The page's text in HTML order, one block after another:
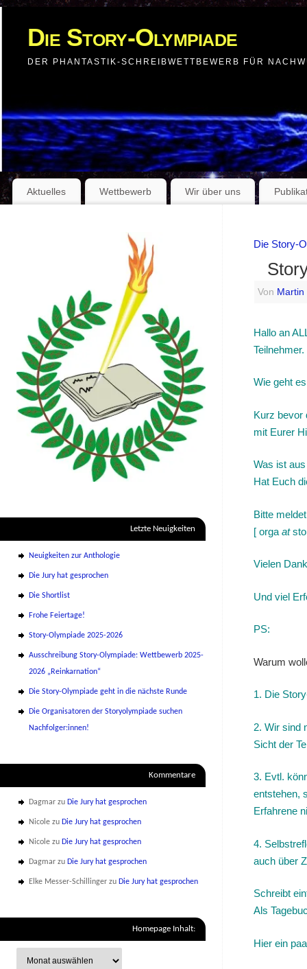
Die Story-Olympiade
DER PHANTASTIK-SCHREIBWETTBEWERB FÜR
Aktuelles Wettbewerb Wir über uns
Die Story-
Von Martin
Hallo an
Teilnehmer.
Wie geht
Kurz bevor
mit Eurer
Was ist
Hat Euch
Bitte
[ orga at
Vielen
Und viel
PS:
Warum
1. Die
2. Wir sind
Sicht der
3. Evtl.
entstehen,
Erfahrene
4.
auch über
Schreibt
Als
Hier ein
Letzte Neuigkeiten
Neuigkeiten zur Anthologie
Die Jury hat gesprochen
Die Shortlist
Frohe Feiertage!
Story-Olympiade 2025-2026
Ausschreibung Story-Olympiade: Wettbewerb 2025-
2026 „Reinkarnation“
Die Story-Olympiade geht in die nächste Runde
Die Organisatoren der Storyolympiade suchen
Nachfolger:innen!
Kommentare
Dagmar zu Die Jury hat gesprochen
Nicole zu Die Jury hat gesprochen
Nicole zu Die Jury hat gesprochen
Dagmar zu Die Jury hat gesprochen
Elke Messer-Schillinger zu Die Jury hat gesprochen
Homepage Inhalt: